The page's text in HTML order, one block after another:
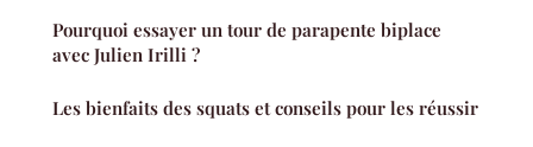
Pourquoi essayer un tour de parapente biplace
avec Julien Irilli ?
Les bienfaits des squats et conseils pour les réussir